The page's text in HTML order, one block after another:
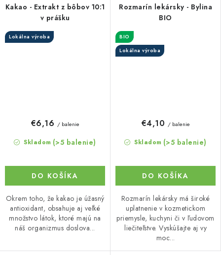
Kakao - Extrakt z bôbov 10:1
v prášku
Lokálna výroba
Skladom (>5 balenie)
€6,16 / balenie
DO KOŠÍKA
Okrem toho, že kakao je úžasný
antioxidant, obsahuje aj veľké
množstvo látok, ktoré majú na
náš organizmus doslova...
Rozmarín lekársky - Bylina
BIO
BIO
Lokálna výroba
Skladom (>5 balenie)
€4,10 / balenie
DO KOŠÍKA
Rozmarín lekársky má široké
uplatnenie v kozmetickom
priemysle, kuchyni či v ľudovom
liečiteľstve. Vyskúšajte aj vy
moc...